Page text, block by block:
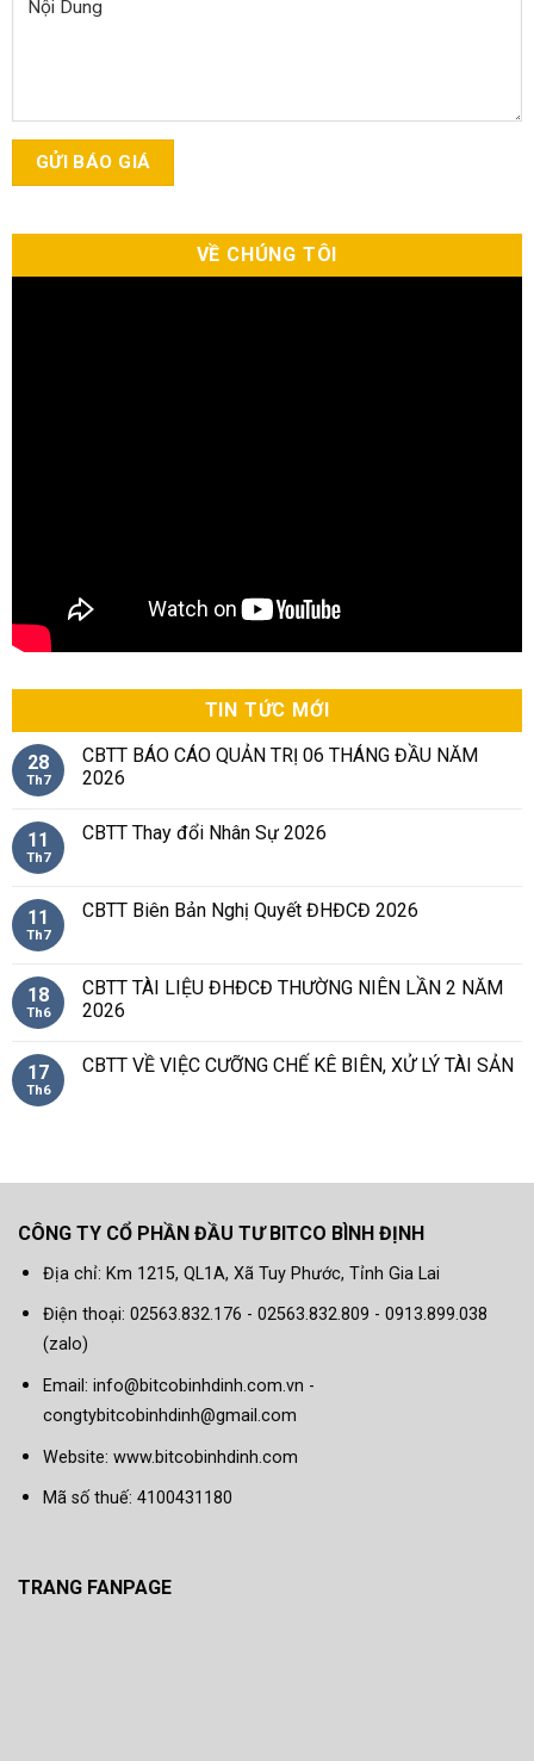
VỀ CHÚNG TÔI
TIN TỨC MỚI
28
Th7
CBTT BÁO CÁO QUẢN TRỊ 06 THÁNG ĐẦU NĂM
2026
11
Th7
CBTT Thay đổi Nhân Sự 2026
11
Th7
CBTT Biên Bản Nghị Quyết ĐHĐCĐ 2026
18
Th6
CBTT TÀI LIỆU ĐHĐCĐ THƯỜNG NIÊN LẦN 2 NĂM
2026
17
Th6
CBTT VỀ VIỆC CƯỠNG CHẾ KÊ BIÊN, XỬ LÝ TÀI SẢN
CÔNG TY CỔ PHẦN ĐẦU TƯ BITCO BÌNH ĐỊNH
Địa chỉ: Km 1215, QL1A, Xã Tuy Phước, Tỉnh Gia Lai
Điện thoại: 02563.832.176 - 02563.832.809 - 0913.899.038
(zalo)
Email: info@bitcobinhdinh.com.vn -
congtybitcobinhdinh@gmail.com
Website: www.bitcobinhdinh.com
Mã số thuế: 4100431180
TRANG FANPAGE